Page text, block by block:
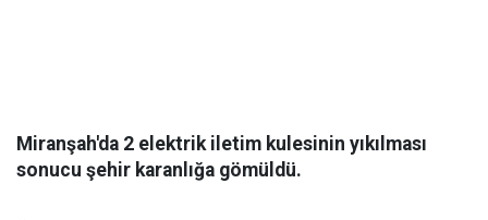
Miranşah'da 2 elektrik iletim kulesinin yıkılması
sonucu şehir karanlığa gömüldü.